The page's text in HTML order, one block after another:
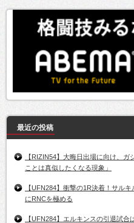
最近の投稿
【RIZIN54】大晦日出場に向け、
ことは真似したくなる現象」
【UFN284】衝撃の1R決着！サル
にRNCを極める
【UFN284】エルキンスの引退試